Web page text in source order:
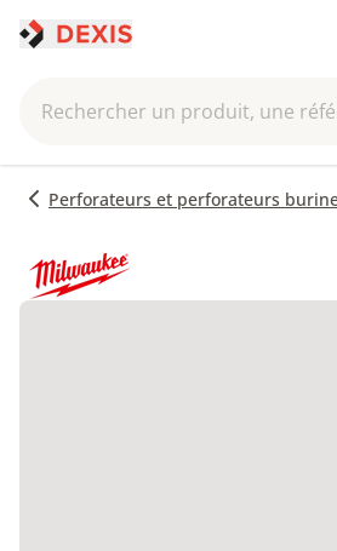
Rechercher un produit, une
Perforateurs et perforateurs